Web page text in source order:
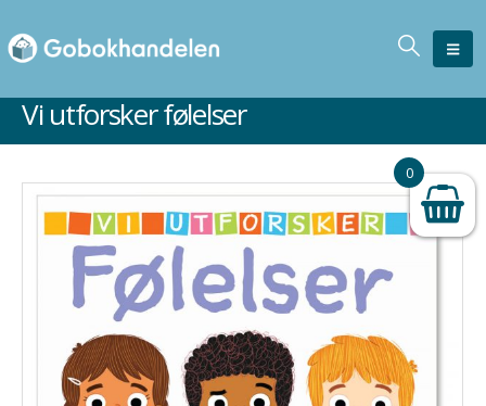
Vi utforsker følelser
0